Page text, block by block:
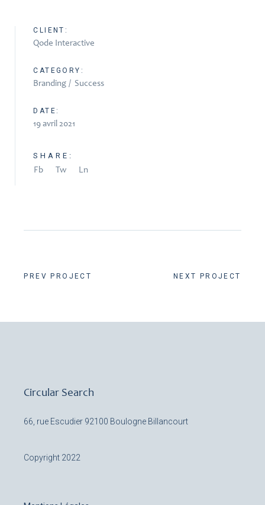
CLIENT:
Qode Interactive
CATEGORY:
Branding Success
DATE:
19 avril 2021
SHARE:
Fb
Tw Ln
PREV PROJECT NEXT PROJECT
Circular Search
66, rue Escudier 92100 Boulogne Billancourt
Copyright 2022